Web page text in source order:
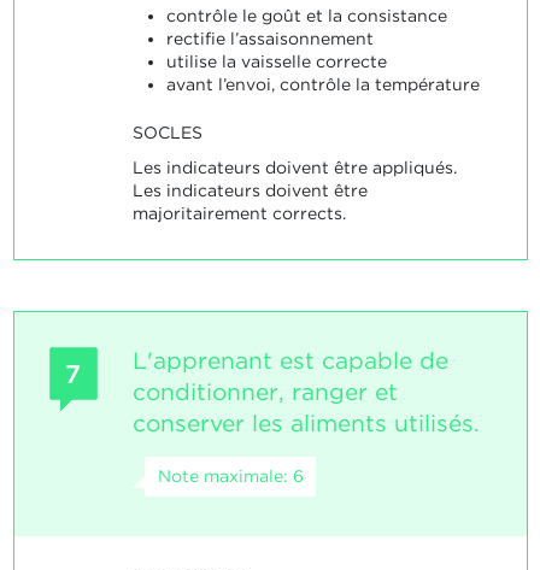
contrôle le goût et la consistance
rectifie l’assaisonnement
utilise la vaisselle correcte
avant l’envoi, contrôle la température
SOCLES
Les indicateurs doivent être appliqués.
Les indicateurs doivent être
majoritairement corrects.
7
L'apprenant est capable de
conditionner, ranger et
conserver les aliments utilisés.
Note maximale: 6